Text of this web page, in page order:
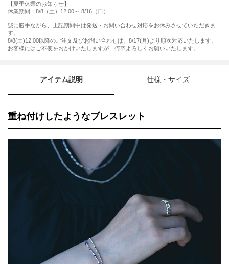
【夏季休業のお知らせ】
休業期間：8/8（土）12:00～ 8/16（日）
誠に勝手ながら、上記期間中は発送・お問い合わせ対応をお休みさせていただきま
す。
8/8(土)12:00以降のご注文及びお問い合わせは、8/17(月)より順次対応いたします。
お客様にはご不便をおかけいたしますが、何卒よろしくお願いいたします。
アイテム説明 仕様・サイズ
重ね付けしたようなブレスレット